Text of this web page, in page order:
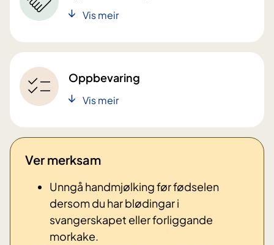
Vis meir
Oppbevaring
Vis meir
Ver merksam
Unngå handmjølking før fødselen
dersom du har blødingar i
svangerskapet eller forliggande
morkake.